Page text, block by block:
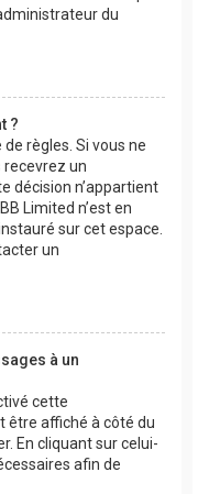
du
?
règles. Si vous ne
recevrez un
décision n’appartient
Limited n’est en
sur cet espace.
un
à un
cette
être affiché à côté du
En cliquant sur celui-
afin de